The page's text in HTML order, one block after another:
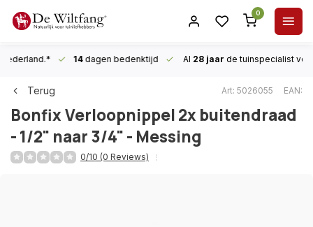
0
14dagen bedenktijd Al 28 jaar de tuinspecialist
Terug Art: 5026055 EAN:
BonfixVerloopnippel 2x buitendraad
- 1/2" naar 3/4" - Messing
0/10 (0 Reviews)